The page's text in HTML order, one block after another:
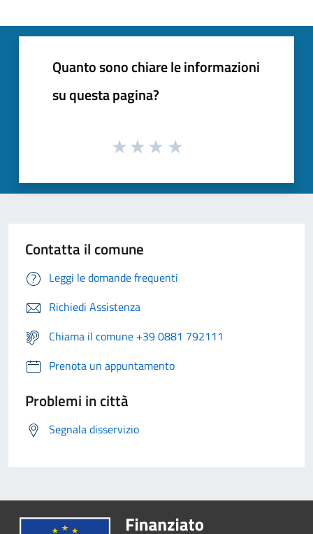
Quanto sono chiare le informazioni
su questa pagina?
Contatta il comune
Leggi le domande frequenti
Richiedi Assistenza
Chiama il comune +39 0881 792111
Prenota un appuntamento
Problemi in città
Segnala disservizio